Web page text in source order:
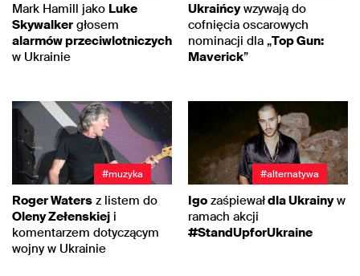
Mark Hamill jako Luke
Skywalker głosem
alarmów przeciwlotniczych
w Ukrainie
Ukraińcywzywają do
cofnięcia oscarowych
nominacji dla „Top Gun:
Maverick”
#muzyka
Roger Waters z listem do
Oleny Zełenskiej i
komentarzem dotyczącym
wojny w Ukrainie
#alternatywa
Igo zaśpiewałdla Ukrainyw
ramach akcji
#StandUpforUkraine